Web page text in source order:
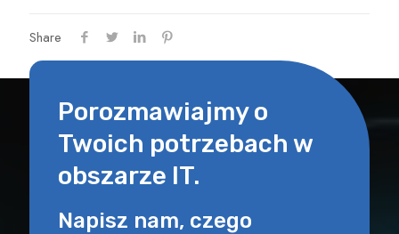
Share
Porozmawiajmy o
Twoich potrzebach w
obszarze IT.
Napisz nam, czego